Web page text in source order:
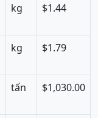
kg $1.44
kg $1.79
tấn $1,030.00